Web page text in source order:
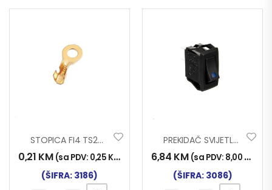
STOPICA FI4 TS2424
0,21 KM (sa PDV: 0,25 KM
(ŠIFRA: 3186)
PREKIDAČ SVIJETLEĆI LED PLAVI
6,84 KM (sa PDV: 8,00 KM
(ŠIFRA: 3086)